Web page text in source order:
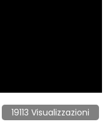
19113 Visualizzazioni